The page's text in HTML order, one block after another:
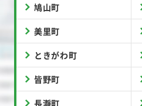
鳩山町
美里町
ときがわ町
皆野町
長瀞町